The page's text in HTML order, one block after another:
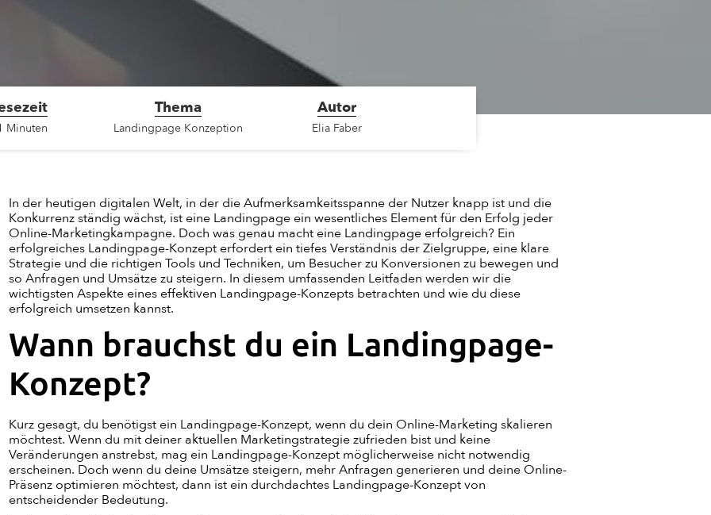
Minuten
Thema
Landingpage Konzeption
Autor
Elia Faber
In der heutigen digitalen Welt, in der die Aufmerksamkeitsspanne der Nutzer knapp ist und die
Konkurrenz ständig wächst, ist eine Landingpage ein wesentliches Element für den Erfolg jeder
Online-Marketingkampagne. Doch was genau macht eine Landingpage erfolgreich? Ein
erfolgreiches Landingpage-Konzept erfordert ein tiefes Verständnis der Zielgruppe, eine klare
Strategie und die richtigen Tools und Techniken, um Besucher zu Konversionen zu bewegen und
so Anfragen und Umsätze zu steigern. In diesem umfassenden Leitfaden werden wir die
wichtigsten Aspekte eines effektiven Landingpage-Konzepts betrachten und wie du diese
erfolgreich umsetzen kannst.
Wann brauchst du ein Landingpage-
Konzept?
Kurz gesagt, du benötigst ein Landingpage-Konzept, wenn du dein Online-Marketing skalieren
möchtest. Wenn du mit deiner aktuellen Marketingstrategie zufrieden bist und keine
Veränderungen anstrebst, mag ein Landingpage-Konzept möglicherweise nicht notwendig
erscheinen. Doch wenn du deine Umsätze steigern, mehr Anfragen generieren und deine Online-
Präsenz optimieren möchtest, dann ist ein durchdachtes Landingpage-Konzept von
entscheidender Bedeutung.